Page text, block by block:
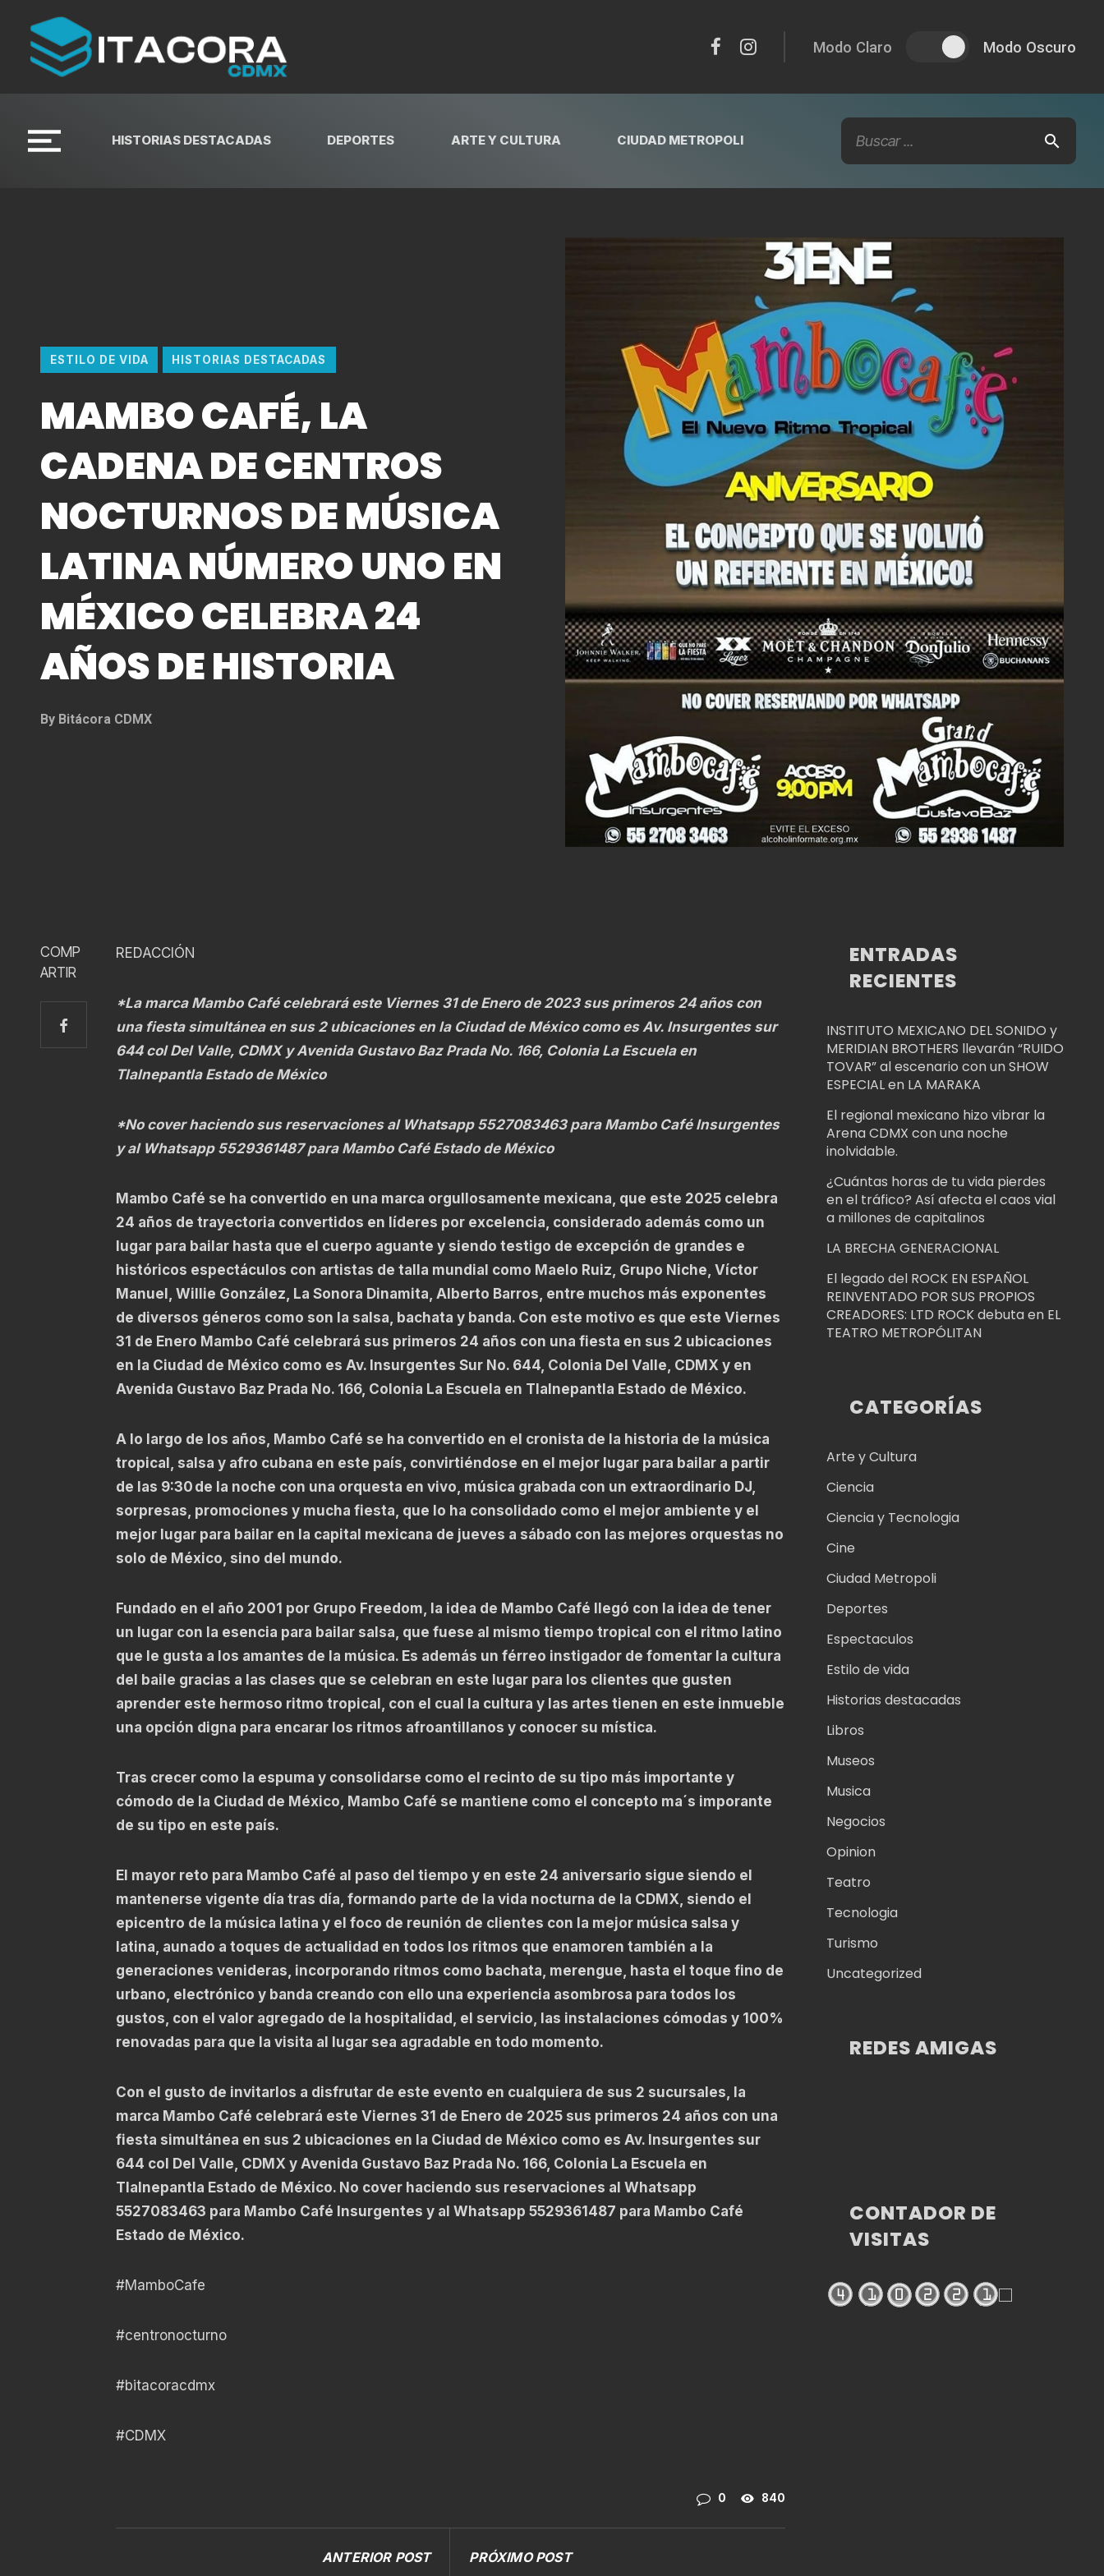
Modo Claro Modo Oscuro
HISTORIAS DESTACADAS DEPORTES ARTE Y CULTURA CIUDAD METROPOLI
ESTILO DE VIDA HISTORIAS DESTACADAS
MAMBO CAFÉ, LA
CADENA DE CENTROS
NOCTURNOS DE MÚSICA
LATINA NÚMERO UNO EN
MÉXICO CELEBRA 24
AÑOS DE HISTORIA
By Bitácora CDMX
COMP
ARTIR
REDACCIÓN
*La marca Mambo Café celebrará este Viernes 31 de Enero de 2023 sus primeros 24 años con
una fiesta simultánea en sus 2 ubicaciones en la Ciudad de México como es Av. Insurgentes sur
644 col Del Valle, CDMX y Avenida Gustavo Baz Prada No. 166, Colonia La Escuela en
Tlalnepantla Estado de México
*No cover haciendo sus reservaciones al Whatsapp 5527083463 para Mambo Café Insurgentes
y al Whatsapp 5529361487 para Mambo Café Estado de México
Mambo Café se ha convertido en una marca orgullosamente mexicana, que este 2025 celebra
24 años de trayectoria convertidos en líderes por excelencia, considerado además como un
lugar para bailar hasta que el cuerpo aguante y siendo testigo de excepción de grandes e
históricos espectáculos con artistas de talla mundial como Maelo Ruiz, Grupo Niche, Víctor
Manuel, Willie González, La Sonora Dinamita, Alberto Barros, entre muchos más exponentes
de diversos géneros como son la salsa, bachata y banda. Con este motivo es que este Viernes
31 de Enero Mambo Café celebrará sus primeros 24 años con una fiesta en sus 2 ubicaciones
en la Ciudad de México como es Av. Insurgentes Sur No. 644, Colonia Del Valle, CDMX y en
Avenida Gustavo Baz Prada No. 166, Colonia La Escuela en Tlalnepantla Estado de México.
A lo largo de los años, Mambo Café se ha convertido en el cronista de la historia de la música
tropical, salsa y afro cubana en este país, convirtiéndose en el mejor lugar para bailar a partir
de las 9:30 de la noche con una orquesta en vivo, música grabada con un extraordinario DJ,
sorpresas, promociones y mucha fiesta, que lo ha consolidado como el mejor ambiente y el
mejor lugar para bailar en la capital mexicana de jueves a sábado con las mejores orquestas no
solo de México, sino del mundo.
Fundado en el año 2001 por Grupo Freedom, la idea de Mambo Café llegó con la idea de tener
un lugar con la esencia para bailar salsa, que fuese al mismo tiempo tropical con el ritmo latino
que le gusta a los amantes de la música. Es además un férreo instigador de fomentar la cultura
del baile gracias a las clases que se celebran en este lugar para los clientes que gusten
aprender este hermoso ritmo tropical, con el cual la cultura y las artes tienen en este inmueble
una opción digna para encarar los ritmos afroantillanos y conocer su mística.
Tras crecer como la espuma y consolidarse como el recinto de su tipo más importante y
cómodo de la Ciudad de México, Mambo Café se mantiene como el concepto ma´s imporante
de su tipo en este país.
El mayor reto para Mambo Café al paso del tiempo y en este 24 aniversario sigue siendo el
mantenerse vigente día tras día, formando parte de la vida nocturna de la CDMX, siendo el
epicentro de la música latina y el foco de reunión de clientes con la mejor música salsa y
latina, aunado a toques de actualidad en todos los ritmos que enamoren también a la
generaciones venideras, incorporando ritmos como bachata, merengue, hasta el toque fino de
urbano, electrónico y banda creando con ello una experiencia asombrosa para todos los
gustos, con el valor agregado de la hospitalidad, el servicio, las instalaciones cómodas y 100%
renovadas para que la visita al lugar sea agradable en todo momento.
Con el gusto de invitarlos a disfrutar de este evento en cualquiera de sus 2 sucursales, la
marca Mambo Café celebrará este Viernes 31 de Enero de 2025 sus primeros 24 años con una
fiesta simultánea en sus 2 ubicaciones en la Ciudad de México como es Av. Insurgentes sur
644 col Del Valle, CDMX y Avenida Gustavo Baz Prada No. 166, Colonia La Escuela en
Tlalnepantla Estado de México. No cover haciendo sus reservaciones al Whatsapp
5527083463 para Mambo Café Insurgentes y al Whatsapp 5529361487 para Mambo Café
Estado de México.
#MamboCafe
#centronocturno
#bitacoracdmx
#CDMX
0 840
ANTERIOR POST PRÓXIMO POST
ENTRADAS
RECIENTES
INSTITUTO MEXICANO DEL SONIDO y
MERIDIAN BROTHERS llevarán “RUIDO
TOVAR” al escenario con un SHOW
ESPECIAL en LA MARAKA
El regional mexicano hizo vibrar la
Arena CDMX con una noche
inolvidable.
¿Cuántas horas de tu vida pierdes
en el tráfico? Así afecta el caos vial
a millones de capitalinos
LA BRECHA GENERACIONAL
El legado del ROCK EN ESPAÑOL
REINVENTADO POR SUS PROPIOS
CREADORES: LTD ROCK debuta en EL
TEATRO METROPÓLITAN
CATEGORÍAS
Arte y Cultura
Ciencia
Ciencia y Tecnologia
Cine
Ciudad Metropoli
Deportes
Espectaculos
Estilo de vida
Historias destacadas
Libros
Museos
Musica
Negocios
Opinion
Teatro
Tecnologia
Turismo
Uncategorized
REDES AMIGAS
CONTADOR DE
VISITAS